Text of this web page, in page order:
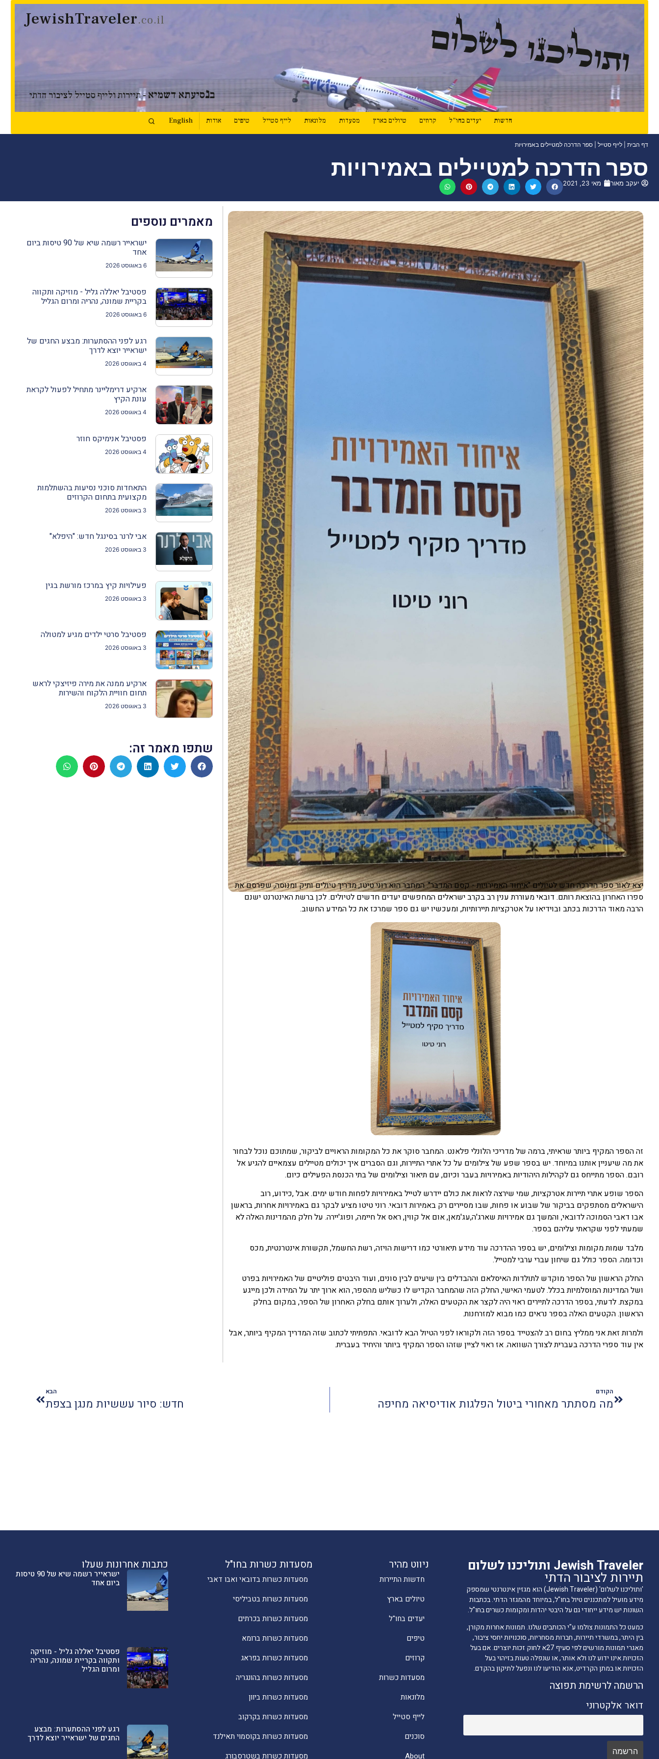
JewishTraveler.co.il ותוליכנו לשלום
בנסיעתא דשמיא- תיירות ולייף סטייל לציבור הדתי
חדשות יעדים בחו"ל קרוזים טיולים בארץ מסעדות מלונאות לייף סטייל טיפים אודות English
דף הבית לייף סטייל ספר הדרכה למטיילים באמירויות
ספר הדרכה למטיילים באמירויות
יעקב מאור מאי 23, 2021
יצא לאור ספר הדרכה חדש לטיולים "איחוד האמירויות - קסם המדבר". המחבר הוא רוני טיטו, מדריך טיולים ותיק ומנוסה, שפרסם את
ספרו האחרון בהוצאת רותם. דובאי מעוררת ענין רב בקרב ישראלים המחפשים יעדים חדשים לטיולים. לכן ברשת האינטרנט ישנם
הרבה מאוד הדרכות בכתב ובוידיאו על אטרקציות תיירותיות, ומעכשיו יש גם ספר שמרכז את כל המידע החשוב.
זה הספר המקיף ביותר שראיתי, ברמה של מדריכי הלונלי פלאנט. המחבר סוקר את כל המקומות הראויים לביקור, שמתוכם נוכל לבחור
את מה שיעניין אותנו במיוחד. יש בספר שפע של צילומים על כל אתרי התיירות, וגם הסברים איך יכולים מטיילים עצמאיים להגיע אל
רובם. הספר מתייחס גם לקהילות היהודיות באמירויות בעבר וכיום, עם תיאור וצילומים של בתי הכנסת הפעילים כיום.
הספר שופע אתרי תיירות אטרקציות, שמי שירצה לראות את כולם יידרש לטייל באמירויות לפחות חודש ימים. אבל ,כידוע, רוב
הישראלים מסתפקים בביקור של שבוע או פחות, שבו מסיירים רק באמירות דובאי. רוני טיטו מציע לבקר גם באמירויות אחרות, בראשן
אבו דאבי הסמוכה לדובאי, והמשך גם אמירויות שארג'ה,עג'מאן, אום אל קווין, ראס אל חיימה, ופוג'יירה. על חלק מהמדינות האלה לא
שמעתי לפני שקראתי עליהם בספר.
מלבד שמות מקומות וצילומים, יש בספר ההדרכה עוד מידע תיאורטי כמו דרישות הויזה, רשת החשמל, תקשורת אינטרנטית, מכס
וכדומה. הספר כולל גם שיחון עברי ערבי למטייל.
החלק הראשון של הספר מוקדש לתולדות האיסלאם וההבדלים בין שיעים לבין סונים, ועוד היבטים פוליטיים של האמירויות בפרט
ושל המדינות המוסלמיות בכלל. לטעמי האישי, החלק הזה שהמחבר הקדיש לו כשליש מהספר, הוא ארוך יתר על המידה ולכן מייגע
במקצת. לדעתי, בספר הדרכה לתיירים ראוי היה לקצר את הקטעים האלה, ולערוך אותם בחלק האחרון של הספר, במקום בחלק
הראשון. הקטעים האלה בספר נראים כמו מבוא למזרחנות.
ולמרות זאת אני ממליץ בחום רב להצטייד בספר הזה ולקוראו לפני הטיול הבא לדובאי. התפתיתי לכתוב שזה המדריך המקיף ביותר, אבל
אין עוד ספרי הדרכה בעברית לצורך השוואה. אז ראוי לציין שזהו הספר המקיף ביותר והיחיד בעברית.
מאמרים נוספים
ישראייר רשמה שיא של 90 טיסות ביום
אחד
6 באוגוסט 2026
פסטיבל יאללה גליל - מוזיקה ותקווה
בקריית שמונה, נהריה ומרום הגליל
6 באוגוסט 2026
רגע לפני ההסתערות: מבצע החגים של
ישראייר יוצא לדרך
4 באוגוסט 2026
ארקיע דרימליינר מתחיל לפעול לקראת
עונת הקיץ
4 באוגוסט 2026
פסטיבל אנימיקס חוזר
4 באוגוסט 2026
התאחדות סוכני נסיעות בהשתלמות
מקצועית בתחום הקרוזים
3 באוגוסט 2026
אבי לרנר בסינגל חדש: "היפלא"
3 באוגוסט 2026
פעילויות קיץ במרכז מורשת בגין
3 באוגוסט 2026
פסטיבל סרטי ילדים מגיע למטולה
3 באוגוסט 2026
ארקיע ממנה את מירה פיזיצקי לראש
תחום חוויית הלקוח והשירות
3 באוגוסט 2026
שתפו מאמר זה:
הקודם
מה מסתתר מאחורי ביטול הפלגות אודיסיאה מחיפה
הבא
חדש: סיור עששיות מנגן בצפת
כתבות אחרונות שעלו
ישראייר רשמה שיא של 90 טיסות
ביום אחד
פסטיבל יאללה גליל - מוזיקה
ותקווה בקריית שמונה, נהריה
ומרום הגליל
רגע לפני ההסתערות: מבצע
החגים של ישראייר יוצא לדרך
מסעדות כשרות בחו"ל
מסעדות כשרות בדובאי ואבו דאבי
מסעדות כשרות בטביליסי
מסעדות כשרות בכרתים
מסעדות כשרות ברומא
מסעדות כשרות בפראג
מסעדות כשרות בהונגריה
מסעדות כשרות ביוון
מסעדות כשרות בקרקוב
מסעדות כשרות בקוסמוי תאילנד
מסעדות כשרות בשטרסבורג
ניווט מהיר
חדשות התיירות
טיולים בארץ
יעדים בחו"ל
טיפים
קרוזים
מסעדות כשרות
מלונאות
לייף סטייל
סוכנים
About
Jewish Traveler ותוליכנו לשלום
תיירות לציבור הדתי
'ותוליכנו לשלום' (Jewish Traveler) הוא מגזין אינטרנטי שמספק
מידע מועיל למתכננים טיול בחו"ל, במיוחד מהמגזר הדתי. בכתבות
השונות יש מידע ייחודי גם על היבטי יהדות ומקומות כשרים בחו"ל.
כמעט כל התמונות צולמו ע"י הכותבים שלנו. תמונות אחרות מקורן,
בין היתר, במשרדי תיירות, חברות מסחריות, סוכנויות יחסי ציבור,
מאגרי תמונות מורשים לפי סעיף 27א לחוק זכות יוצרים. אם בעל
הזכויות אינו ידוע לנו ולא אותר, או שנפלה טעות בזיהוי בעל
הזכויות או במתן הקרדיט, אנא הודיעו לנו ונפעל לתיקון בהקדם.
הרשמה לרשימת תפוצה
דואר אלקטרוני